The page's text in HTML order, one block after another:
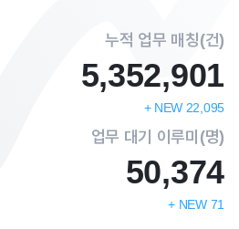
누적 업무 매칭(건)
5,352,901
+ NEW 22,095
업무 대기 이루미(명)
50,374
+ NEW 71